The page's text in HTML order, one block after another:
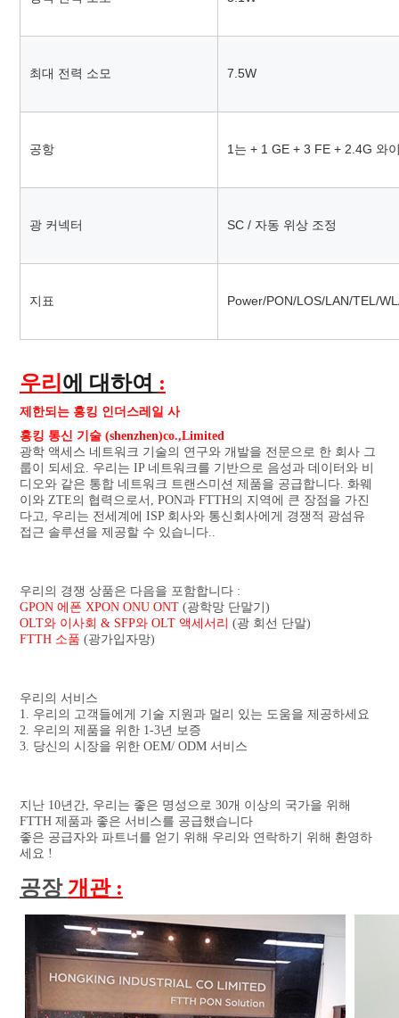
최대 전력 소모 7.5W
공항 1는 + 1 GE + 3 FE + 2.4G 와
광 커넥터 SC / 자동 위상 조정
지표 Power/PON/LOS/LAN/TEL/
우리 에 대하여 :
제한되는 홍킹 인더스레일 사
홍킹 통신 기술 (shenzhen)co.,Limited
광학 액세스 네트워크 기술의 연구와 개발을 전문으로 한 회사 그
룹이 되세요. 우리는 IP 네트워크를 기반으로 음성과 데이터와 비
디오와 같은 통합 네트워크 트랜스미션 제품을 공급합니다. 화웨
이와 ZTE의 협력으로서, PON과 FTTH의 지역에 큰 장점을 가진
다고, 우리는 전세계에 ISP 회사와 통신회사에게 경쟁적 광섬유
접근 솔루션을 제공할 수 있습니다..
우리의 경쟁 상품은 다음을 포함합니다 :
GPON 에폰 XPON ONU ONT (광학망 단말기)
OLT와 이사회 & SFP와 OLT 액세서리 (광 회선 단말)
FTTH 소품 (광가입자망)
우리의 서비스
1. 우리의 고객들에게 기술 지원과 멀리 있는 도움을 제공하세요
2. 우리의 제품을 위한 1-3년 보증
3. 당신의 시장을 위한 OEM/ ODM 서비스
지난 10년간, 우리는 좋은 명성으로 30개 이상의 국가을 위해
FTTH 제품과 좋은 서비스를 공급했습니다
좋은 공급자와 파트너를 얻기 위해 우리와 연락하기 위해 환영하
세요 !
공장 개관 :